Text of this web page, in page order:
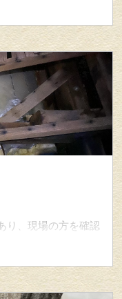
態なので、下地か
を工事致しました。
り、現場の方を確認
しました。